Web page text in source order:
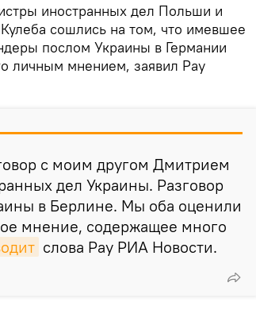
иностранных дел Польши и
сошлись на том, что имевшее
послом Украины в Германии
личным мнением, заявил Рау
с моим другом Дмитрием
дел Украины. Разговор
в Берлине. Мы оба оценили
мнение, содержащее много
слова Рау РИА Новости.